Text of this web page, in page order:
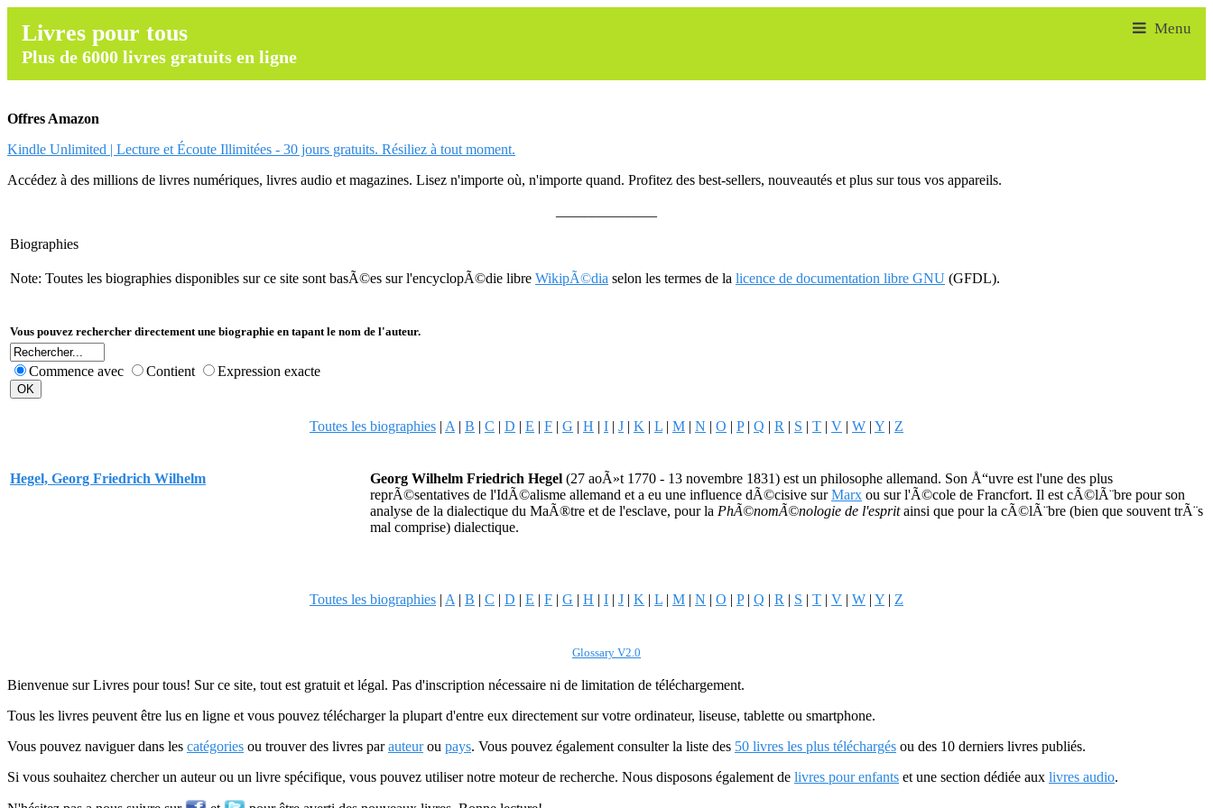
Livres pour tous
Plus de 6000 livres gratuits en ligne
Offres Amazon
Kindle Unlimited | Lecture et Écoute Illimitées - 30 jours gratuits. Résiliez à tout moment.
Accédez à des millions de livres numériques, livres audio et magazines. Lisez n'importe où, n'importe quand. Profitez des best-sellers, nouveautés et plus sur tous vos appareils.
Biographies
Note: Toutes les biographies disponibles sur ce site sont basÃ©es sur l'encyclopÃ©die libre WikipÃ©dia selon les termes de la licence de documentation libre GNU (GFDL).
Vous pouvez rechercher directement une biographie en tapant le nom de l'auteur.
Commence avec Contient Expression exacte
Toutes les biographies | A | B | C | D | E | F | G | H | I | J | K | L | M | N | O | P| Q | R | S | T | V | W | Y | Z
Hegel, Georg Friedrich Wilhelm Georg Wilhelm Friedrich Hegel (27 aoÃ»t 1770 - 13 novembre 1831) est un philosophe allemand. Son Å“uvre est l'une des plus
reprÃ©sentatives de l'IdÃ©alisme allemand et a eu une influence dÃ©cisive surMarx ou sur l'Ã©cole de Francfort. Il est cÃ©lÃ¨bre pour son
analyse de la dialectique du MaÃ®tre et de l'esclave, pour la PhÃ©nomÃ©nologie de l'espritainsi que pour la cÃ©lÃ¨bre (bien que souvent trÃ¨s
mal comprise) dialectique.
Toutes les biographies | A | B | C | D | E | F | G | H | I | J | K | L | M | N | O | P| Q | R | S | T | V | W | Y | Z
Glossary V2.0
Bienvenue sur Livres pour tous! Sur ce site, tout est gratuit et légal. Pas d'inscription nécessaire ni de limitation de téléchargement.
Tous les livres peuvent être lus en ligne et vous pouvez télécharger la plupart d'entre eux directement sur votre ordinateur, liseuse, tablette ou smartphone.
Vous pouvez naviguer dans les catégories ou trouver des livres parauteurou pays. Vous pouvez également consulter la liste des 50 livres les plus téléchargés ou des 10 derniers livres publiés.
Si vous souhaitez chercher un auteur ou un livre spécifique, vous pouvez utiliser notre moteur de recherche. Nous disposons également de livres pour enfants et une section dédiée aux livres audio.